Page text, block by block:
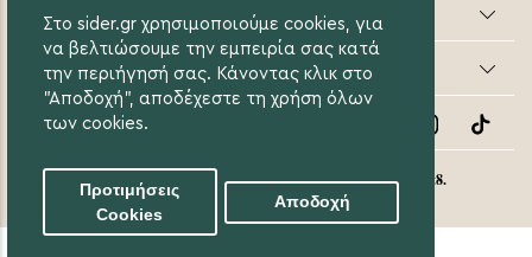
Στο sider.gr χρησιμοποιούμε cookies, για
να βελτιώσουμε την εμπειρία σας κατά
την περιήγησή σας. Κάνοντας κλικ στο
"Αποδοχή", αποδέχεστε τη χρήση όλων
των cookies.
Προτιμήσεις
Cookies
Αποδοχή
Online Αγορές
Οι Αγορές μου
Follow Us
© 2020 Sider.gr All Rights Reserved. Created by eight8.